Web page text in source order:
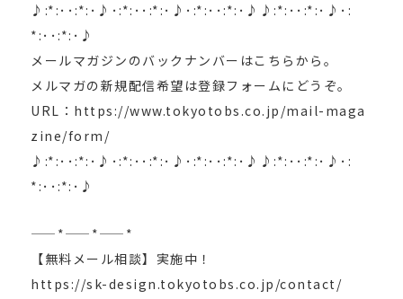
♪:*:･･:*:･♪･:*:･･:*:･♪･:*:･･:*:･♪♪:*:･･:*:･♪･:
*:･･:*:･♪
メールマガジンのバックナンバーはこちらから。
メルマガの新規配信希望は登録フォームにどうぞ。
URL：https://www.tokyotobs.co.jp/mail-maga
zine/form/
♪:*:･･:*:･♪･:*:･･:*:･♪･:*:･･:*:･♪♪:*:･･:*:･♪･:
*:･･:*:･♪
——*——*——*
【無料メール相談】実施中！
https://sk-design.tokyotobs.co.jp/contact/